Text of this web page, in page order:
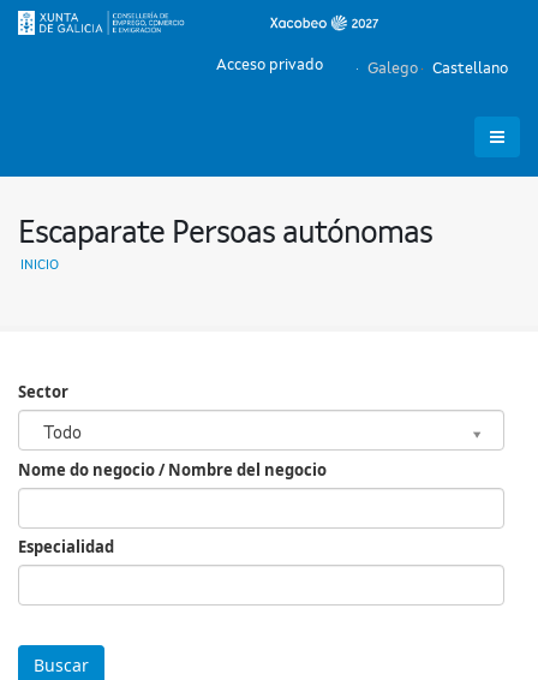
Galego Castellano
Acceso privado
Escaparate Persoas autónomas
INICIO
Sector
Todo
Sector
Nome do negocio / Nombre del negocio
Especialidad